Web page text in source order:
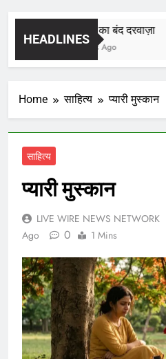
HEADLINES
आईसीयू का बंद दरवाज़ा
19 Hours Ago
Home साहित्य प्यारी मुस्कान
साहित्य
प्यारी मुस्कान
LIVE WIRE NEWS NETWORK
Ago
0 1 Mins